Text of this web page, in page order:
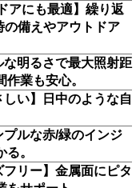
アにも最適】繰り返
備えやアウトドア
明るさで最大照射距
業も安心。
い】日中のような自
ルな赤/緑のインジ
。
リー】金属面にピタ